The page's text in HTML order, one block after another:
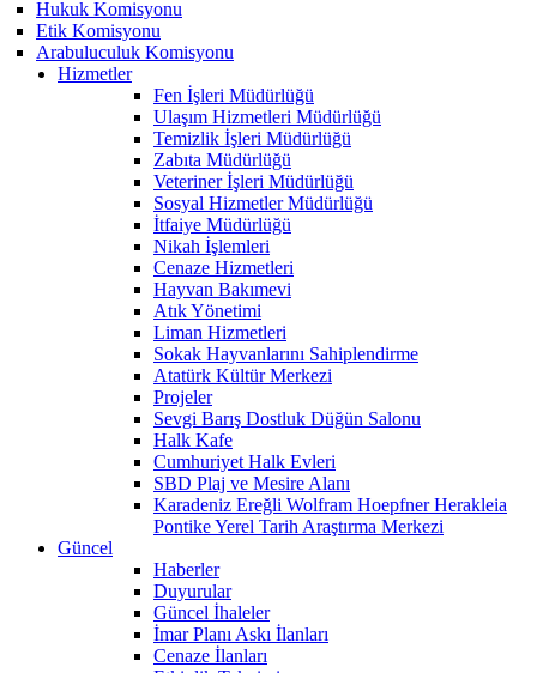
Hukuk Komisyonu
Etik Komisyonu
Arabuluculuk Komisyonu
Hizmetler
Fen İşleri Müdürlüğü
Ulaşım Hizmetleri Müdürlüğü
Temizlik İşleri Müdürlüğü
Zabıta Müdürlüğü
Veteriner İşleri Müdürlüğü
Sosyal Hizmetler Müdürlüğü
İtfaiye Müdürlüğü
Nikah İşlemleri
Cenaze Hizmetleri
Hayvan Bakımevi
Atık Yönetimi
Liman Hizmetleri
Sokak Hayvanlarını Sahiplendirme
Atatürk Kültür Merkezi
Projeler
Sevgi Barış Dostluk Düğün Salonu
Halk Kafe
Cumhuriyet Halk Evleri
SBD Plaj ve Mesire Alanı
Karadeniz Ereğli Wolfram Hoepfner Herakleia
Pontike Yerel Tarih Araştırma Merkezi
Güncel
Haberler
Duyurular
Güncel İhaleler
İmar Planı Askı İlanları
Cenaze İlanları